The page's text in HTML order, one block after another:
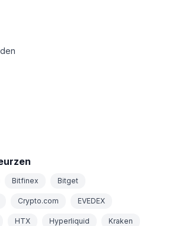
Bitfinex Bitget
Crypto.com EVEDEX
HTX Hyperliquid Kraken